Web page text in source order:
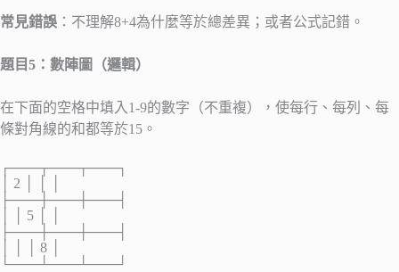
常見錯誤 ：不理解8+4為什麼等於總差異；或者公式記錯。
題目5：數陣圖（邏輯）
在下面的空格中填入1-9的數字（不重複），使每行、每列、每
條對角線的和都等於15。
┌───┬───┬───┐
│ 2 │ │ │
├───┼───┼───┤
│ │ 5 │ │
├───┼───┼───┤
│ │ │ 8 │
└───┴───┴───┘